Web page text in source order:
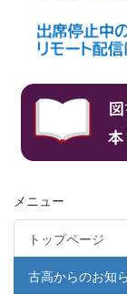
メニュー
トップページ
古高からのお知